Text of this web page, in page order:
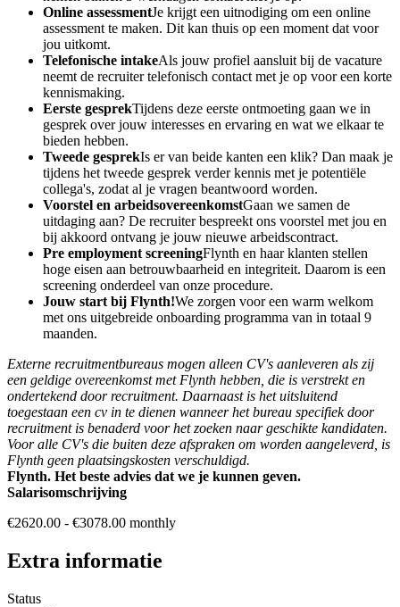
Online assessmentJe krijgt een uitnodiging om een online
assessment te maken. Dit kan thuis op een moment dat voor
jou uitkomt.
Telefonische intakeAls jouw profiel aansluit bij de vacature
neemt de recruiter telefonisch contact met je op voor een korte
kennismaking.
Eerste gesprekTijdens deze eerste ontmoeting gaan we in
gesprek over jouw interesses en ervaring en wat we elkaar te
bieden hebben.
Tweede gesprekIs er van beide kanten een klik? Dan maak je
tijdens het tweede gesprek verder kennis met je potentiële
collega's, zodat al je vragen beantwoord worden.
Voorstel en arbeidsovereenkomstGaan we samen de
uitdaging aan? De recruiter bespreekt ons voorstel met jou en
bij akkoord ontvang je jouw nieuwe arbeidscontract.
Pre employment screeningFlynth en haar klanten stellen
hoge eisen aan betrouwbaarheid en integriteit. Daarom is een
screening onderdeel van onze procedure.
Jouw start bij Flynth!We zorgen voor een warm welkom
met ons uitgebreide onboarding programma van in totaal 9
maanden.
Externe recruitmentbureaus mogen alleen CV's aanleveren als zij
een geldige overeenkomst met Flynth hebben, die is verstrekt en
ondertekend door recruitment. Daarnaast is het uitsluitend
toegestaan een cv in te dienen wanneer het bureau specifiek door
recruitment is benaderd voor het zoeken naar geschikte kandidaten.
Voor alle CV's die buiten deze afspraken om worden aangeleverd, is
Flynth geen plaatsingskosten verschuldigd.
Flynth. Het beste advies dat we je kunnen geven.
Salarisomschrijving
€2620.00 - €3078.00 monthly
Extra informatie
Status